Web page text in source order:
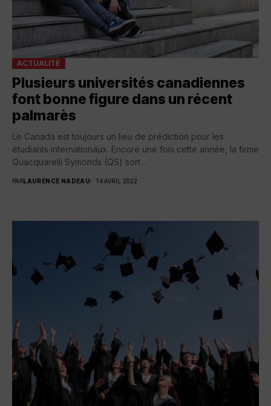
ACTUALITÉ
Plusieurs universités canadiennes
font bonne figure dans un récent
palmarès
Le Canada est toujours un lieu de prédiction pour les
étudiants internationaux. Encore une fois cette année, la firme
Quacquarelli Symonds (QS) sort...
PARLAURENCE NADEAU 14 AVRIL 2022